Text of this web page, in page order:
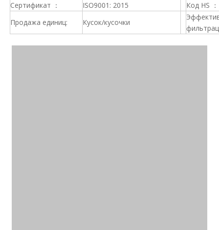
Сертификат ：
ISO9001: 2015
Код HS ：
Продажа единиц:
Кусок/кусочки